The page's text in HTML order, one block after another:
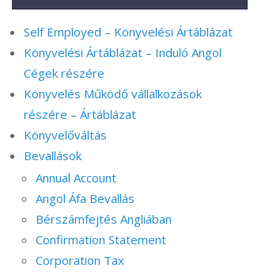
Self Employed – Könyvelési Ártáblázat
Könyvelési Ártáblázat – Induló Angol
Cégek részére
Könyvelés Működő vállalkozások
részére – Ártáblázat
Könyvelőváltás
Bevallások
Annual Account
Angol Áfa Bevallás
Bérszámfejtés Angliában
Confirmation Statement
Corporation Tax